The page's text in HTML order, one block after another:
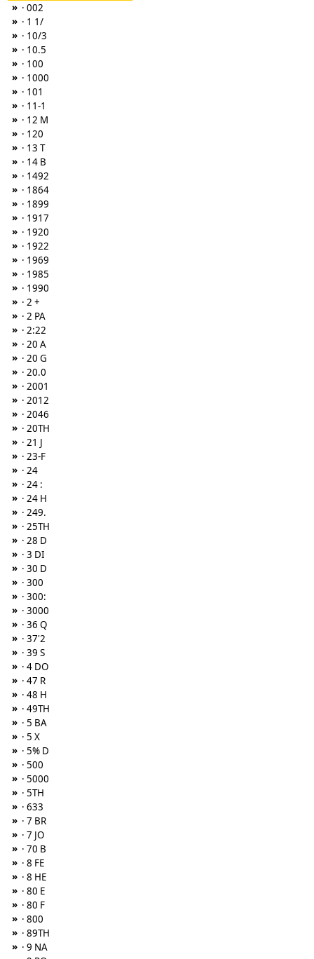
» · 002
» · 1 1/
» · 10/3
» · 10.5
» · 100
» · 1000
» · 101
» · 11-1
» · 12 M
» · 120
» · 13 T
» · 14 B
» · 1492
» · 1864
» · 1899
» · 1917
» · 1920
» · 1922
» · 1969
» · 1985
» · 1990
» · 2 +
» · 2 PA
» · 2:22
» · 20 A
» · 20 G
» · 20.0
» · 2001
» · 2012
» · 2046
» · 20TH
» · 21 J
» · 23-F
» · 24
» · 24 :
» · 24 H
» · 249.
» · 25TH
» · 28 D
» · 3 DI
» · 30 D
» · 300
» · 300:
» · 3000
» · 36 Q
» · 37'2
» · 39 S
» · 4 DO
» · 47 R
» · 48 H
» · 49TH
» · 5 BA
» · 5 X
» · 5% D
» · 500
» · 5000
» · 5TH
» · 633
» · 7 BR
» · 7 JO
» · 70 B
» · 8 FE
» · 8 HE
» · 80 E
» · 80 F
» · 800
» · 89TH
» · 9 NA